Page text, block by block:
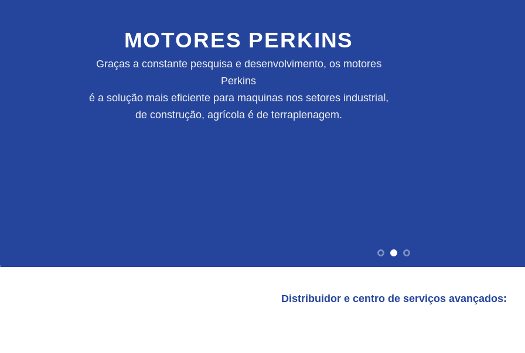
MOTORES PERKINS
Graças a constante pesquisa e desenvolvimento, os motores
Perkins
é a solução mais eficiente para maquinas nos setores industrial,
de construção, agrícola é de terraplenagem.
Distribuidor e centro de serviços avançados: